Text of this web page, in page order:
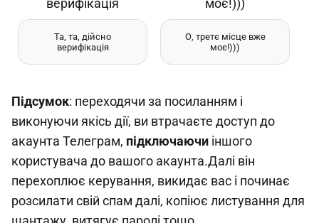
Та, та, дійсно
верифікація
О, третє місце вже
моє!)))
Підсумок: переходячи за посиланням і
виконуючи якісь дії, ви втрачаєте доступ до
акаунта Телеграм, підключаючи іншого
користувача до вашого акаунта.Далі він
перехоплює керування, викидає вас і починає
розсилати свій спам далі, копіює листування для